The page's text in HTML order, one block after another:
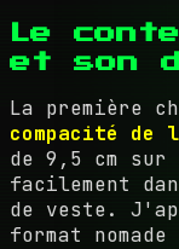
Le
et son
La première
compacité de
de 9,5 cm
facilement
de veste.
format